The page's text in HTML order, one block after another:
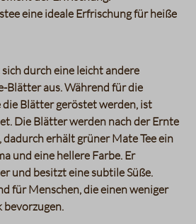
eine ideale Erfrischung für heiße
durch eine leicht andere
Blätter aus. Während für die
die Blätter geröstet werden, ist
Die Blätter werden nach der Ernte
erhält grüner Mate Tee ein
und eine hellere Farbe. Er
und besitzt eine subtile Süße.
für Menschen, die einen weniger
bevorzugen.